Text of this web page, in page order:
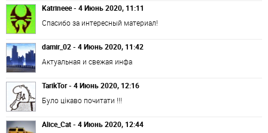
Katrineee - 4 Июнь 2020, 11:11
Спасибо за интересный материал!
damir_02 - 4 Июнь 2020, 11:42
Актуальная и свежая инфа
TarikTor - 4 Июнь 2020, 12:16
Було цікаво почитати !!!
Alice_Cat - 4 Июнь 2020, 12:44